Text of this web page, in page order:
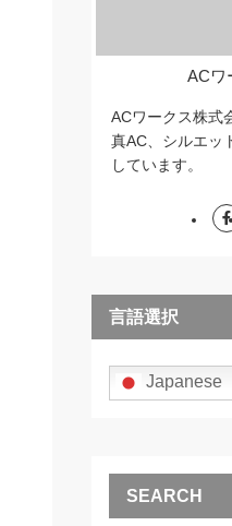
ACワ
ACワークス株式
真AC、シルエッ
しています。
言語選択
Japanese
SEARCH